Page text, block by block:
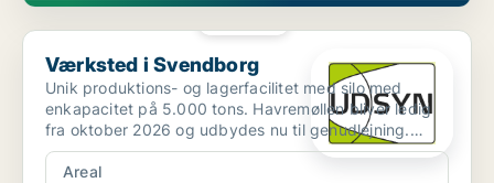
Værksted i Svendborg
Værksted i Svendborg
Unik produktions- og lagerfacilitet med silo med
enkapacitet på 5.000 tons. Havremøllen bliver ledig
fra oktober 2026 og udbydes nu til genudlejning.
Ejendom...
Areal